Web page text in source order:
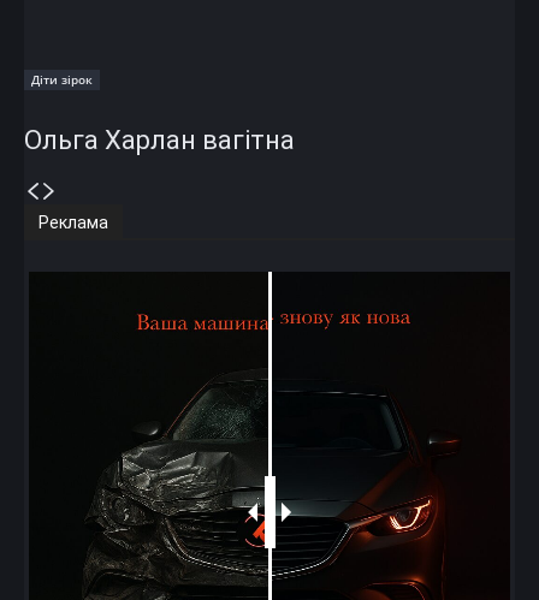
Діти зірок
Ольга Харлан вагітна
Реклама